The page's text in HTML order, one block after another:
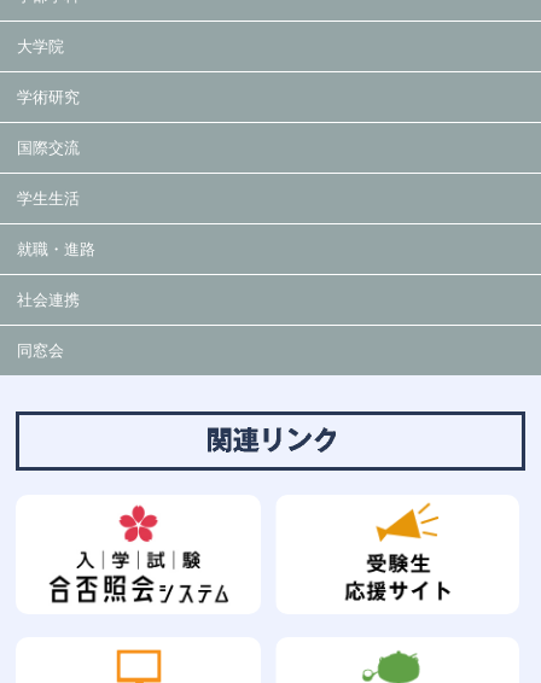
大学院
学術研究
国際交流
学生生活
就職・進路
社会連携
同窓会